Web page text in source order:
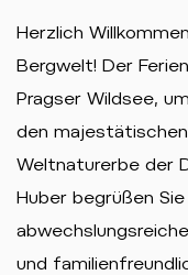
Herzlich
Bergwelt! Der
Pragser Wildsee,
den
Weltnaturerbe der
Huber begrüßen
und